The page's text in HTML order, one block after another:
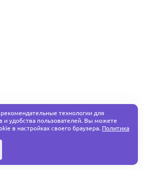
технологии для
и удобства пользователей. Вы можете
в настройках своего браузера. Политика